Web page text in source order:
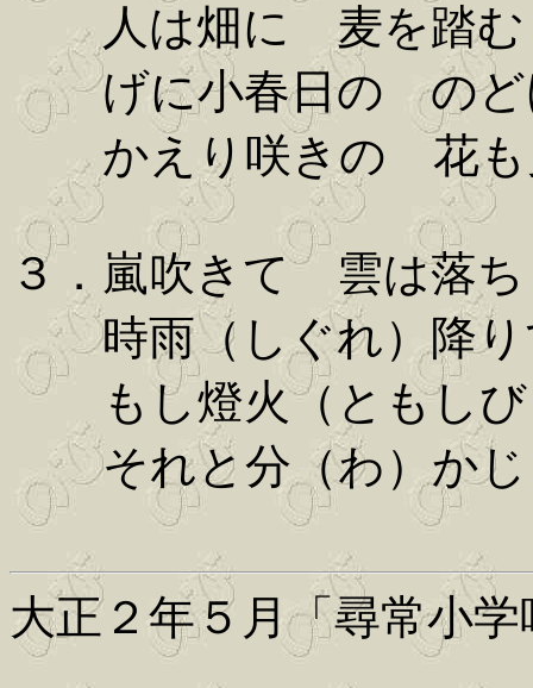
人は畑に 麦を踏む
げに小春日の のど
かえり咲きの 花も
３．嵐吹きて 雲は落ち
時雨（しぐれ）降
もし燈火（ともしび
それと分（わ）か
大正２年５月「尋常小